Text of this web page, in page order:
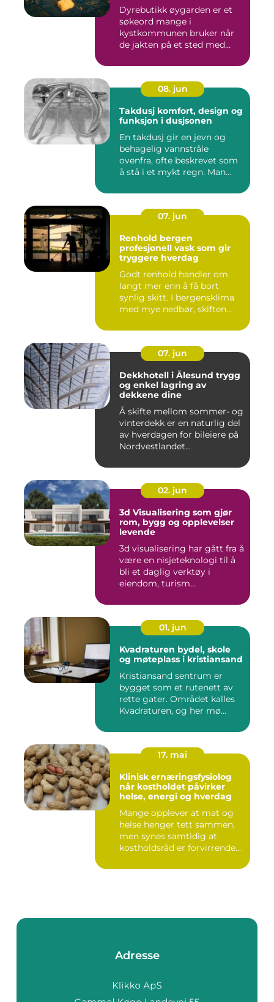
Dyrebutikk øygarden er et
søkeord mange i
kystkommunen bruker når
de jakten på et sted med
08. jun
Takdusj komfort, design og
funksjon i dusjsonen
En takdusj gir en jevn og
behagelig vannstråle
ovenfra, ofte beskrevet som
å stå i et mykt regn. Man...
07. jun
Renhold bergen
profesjonell vask som gir
tryggere hverdag
Godt renhold handler om
langt mer enn å få bort
synlig skitt. I bergensklima
med mye nedbør, skiften...
07. jun
Dekkhotell i Ålesund trygg
og enkel lagring av
dekkene dine
Å skifte mellom sommer- og
vinterdekk er en naturlig del
av hverdagen for bileiere på
Nordvestlandet...
02. jun
3d Visualisering som gjør
rom, bygg og opplevelser
levende
3d visualisering har gått fra å
være en nisjeteknologi til å
bli et daglig verktøy i
eiendom, turism...
01. jun
Kvadraturen bydel, skole
og møteplass i kristiansand
Kristiansand sentrum er
bygget som et rutenett av
rette gater. Området kalles
Kvadraturen, og her mø...
17. mai
Klinisk ernæringsfysiolog
når kostholdet påvirker
helse, energi og hverdag
Mange opplever at mat og
helse henger tett sammen,
men synes samtidig at
kostholdsråd er forvirrende...
Adresse